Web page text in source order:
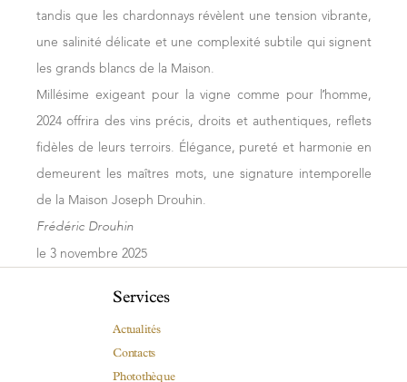
tandis que les chardonnays révèlent une tension vibrante,
une salinité délicate et une complexité subtile qui signent
les grands blancs de la Maison.
Millésime exigeant pour la vigne comme pour l’homme,
2024 offrira des vins précis, droits et authentiques, reflets
fidèles de leurs terroirs. Élégance, pureté et harmonie en
demeurent les maîtres mots, une signature intemporelle
de la Maison Joseph Drouhin.
Frédéric Drouhin
le 3 novembre 2025
des pratiques de Chablis et de la Côte d’Or, avec un
équilibre adapté entre cuves inox et fûts. Le climat plus
chaud de cette région a nécessité des ajustements,
comme le blocage de certaines fermentations
malolactiques pour conserver la fraîcheur. L’élevage sur
lies et l’utilisation de fûts de 500 litres ont permis d’obtenir
un équilibre parfait pour des vins gourmands, amples,
frais et précis.
En rouge
Sélection des plus beaux raisins en rouge pour pratiquer
complexité aromatique.
Les macérations prolongées (de 20 à 24 jours) ont enrichi
la structure des vins, tandis qu’une sélection méticuleuse
Services
Actualités
Contacts
Photothèque